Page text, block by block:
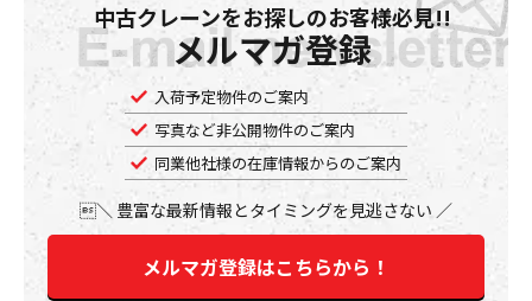
中古クレーンをお探しのお客様必見!!
メルマガ登録
入荷予定物件のご案内
写真など非公開物件のご案内
同業他社様の在庫情報からのご案内
豊富な最新情報とタイミングを見逃さない
メルマガ登録はこちらから！